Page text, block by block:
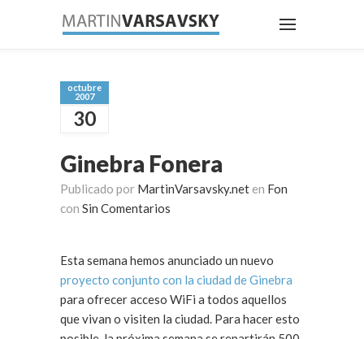
octubre
2007
30
Ginebra Fonera
Publicado por MartinVarsavsky.net en Fon
con Sin Comentarios
Esta semana hemos anunciado un nuevo
proyecto conjunto con la ciudad de Ginebra
para ofrecer acceso WiFi a todos aquellos
que vivan o visiten la ciudad. Para hacer esto